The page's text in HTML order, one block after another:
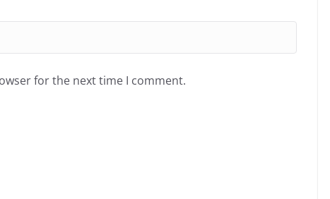
for the next time I comment.